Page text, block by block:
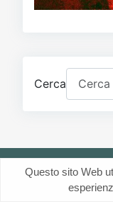
Cerca
Questo sito Web